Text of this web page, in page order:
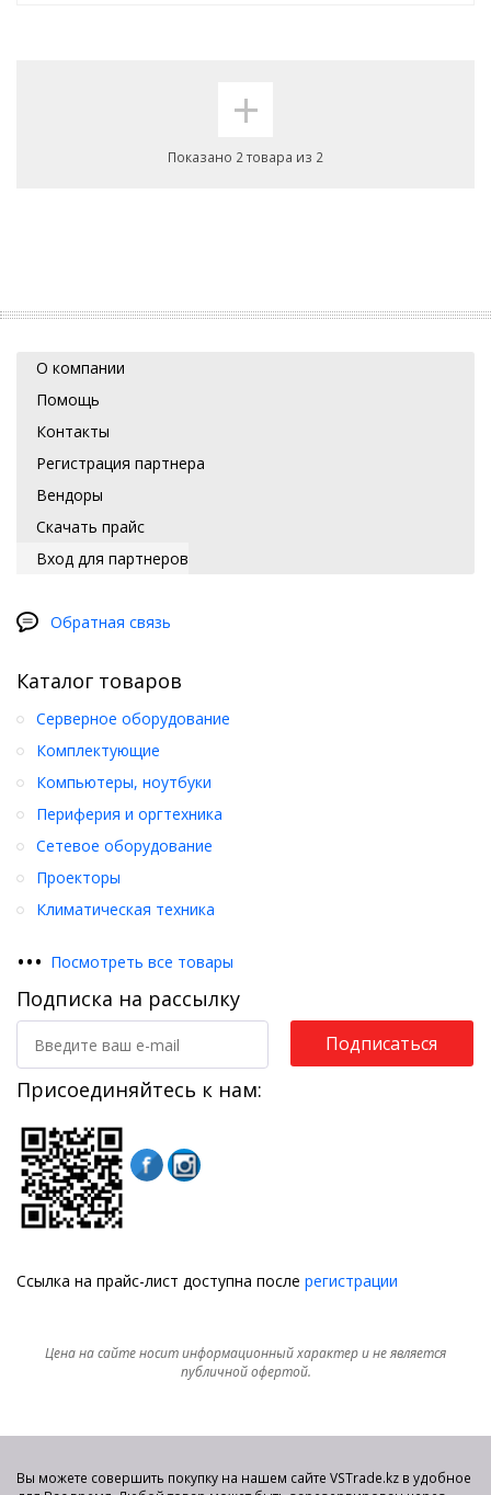
+
Показано 2 товара из 2
О компании
Помощь
Контакты
Регистрация партнера
Вендоры
Скачать прайс
Вход для партнеров
Обратная связь
Каталог товаров
Серверное оборудование
Комплектующие
Компьютеры, ноутбуки
Периферия и оргтехника
Сетевое оборудование
Проекторы
Климатическая техника
••• Посмотреть все товары
Подписка на рассылку
Подписаться
Присоединяйтесь к нам:
Ссылка на прайс-лист доступна после регистрации
Цена на сайте носит информационный характер и не является
публичной офертой.
Вы можете совершить покупку на нашем сайте VSTrade.kz в удобное